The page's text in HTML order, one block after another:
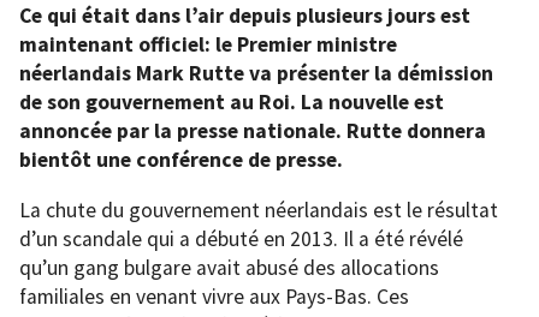
Ce qui était dans l’air depuis plusieurs jours est
maintenant officiel: le Premier ministre
néerlandais Mark Rutte va présenter la démission
de son gouvernement au Roi. La nouvelle est
annoncée par la presse nationale. Rutte donnera
bientôt une conférence de presse.
La chute du gouvernement néerlandais est le résultat
d’un scandale qui a débuté en 2013. Il a été révélé
qu’un gang bulgare avait abusé des allocations
familiales en venant vivre aux Pays-Bas. Ces